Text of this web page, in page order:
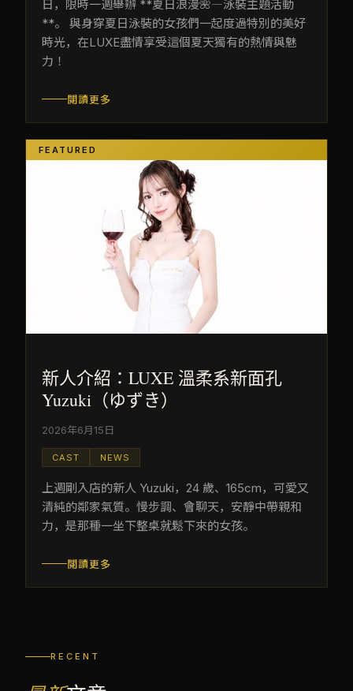
日，限時一週舉辦 **夏日浪漫🌺―泳裝主題活動
**。 與身穿夏日泳裝的女孩們一起度過特別的美好
時光，在LUXE盡情享受這個夏天獨有的熱情與魅
力！
閱讀更多
FEATURED
新人介紹：LUXE 溫柔系新面孔
Yuzuki（ゆずき）
2026年6月15日
CAST NEWS
上週剛入店的新人 Yuzuki，24 歲、165cm，可愛又
清純的鄰家氣質。慢步調、會聊天，安靜中帶親和
力，是那種一坐下整桌就鬆下來的女孩。
閱讀更多
RECENT